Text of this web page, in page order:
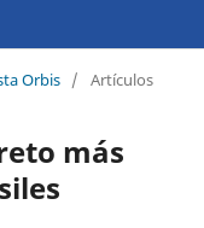
Orbis / Artículos
más